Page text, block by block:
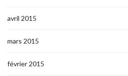
avril 2015
mars 2015
février 2015